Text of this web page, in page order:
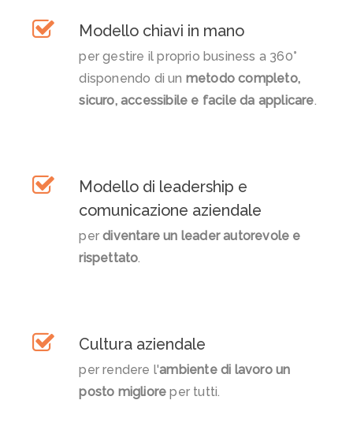
Modello chiavi in mano
per gestire il proprio business a 360°
disponendo di un metodo completo,
sicuro, accessibile e facile da applicare.
Modello di leadership e
comunicazione aziendale
perdiventare un leader autorevole e
rispettato.
Cultura aziendale
per rendere l'ambiente di lavoro un
posto migliore per tutti.